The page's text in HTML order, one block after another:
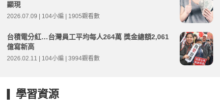
顯現
2026.07.09 | 104小編 | 1905觀看數
台積電分紅…台灣員工平均每人264萬 獎金總額2,061
億寫新高
2026.02.11 | 104小編 | 3994觀看數
學習資源